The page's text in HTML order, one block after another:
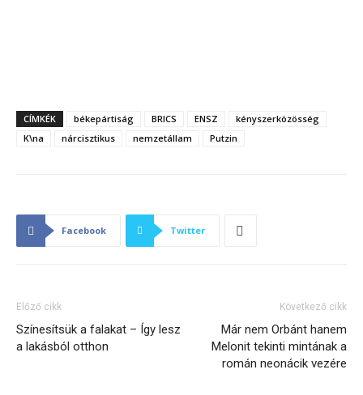
CÍMKÉK békepártiság BRICS ENSZ
kényszerközösség
K\na
nárcisztikus nemzetállam Putzin
Facebook Twitter
Előző cikk
Színesítsük a falakat – Így lesz
a lakásból otthon
Következő cikk
Már nem Orbánt hanem
Melonit tekinti mintának a
román neonácik vezére